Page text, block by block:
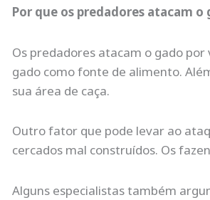
Por que os predadores atacam o
Os predadores atacam o gado
gado como fonte de alimento.
sua área de caça.
Outro fator que pode levar ao
cercados mal construídos. Os
Alguns especialistas também